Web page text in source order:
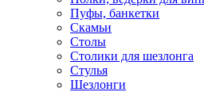
Пуфы, банкетки
Скамьи
Столы
Столики для шезлонга
Стулья
Шезлонги